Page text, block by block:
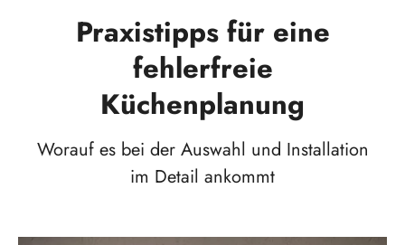
Praxistipps für eine
fehlerfreie
Küchenplanung
Worauf es bei der Auswahl und Installation
im Detail ankommt